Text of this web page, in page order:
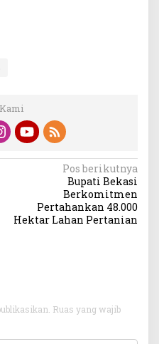
Pos berikutnya
Bupati Bekasi
Berkomitmen
Pertahankan 48.000
Hektar Lahan Pertanian
Ruas yang wajib